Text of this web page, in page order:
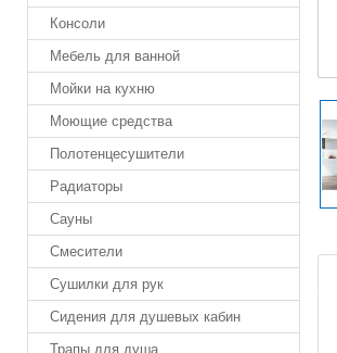
Консоли
Мебель для ванной
Мойки на кухню
Моющие средства
Полотенцесушители
Радиаторы
Сауны
Смесители
Сушилки для рук
Сидения для душевых кабин
Трапы для душа